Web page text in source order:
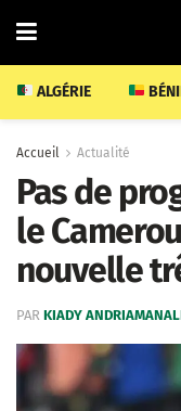
ALGÉRIE
Accueil Actualité
Pas de
le
nouvelle
PAR KIADY